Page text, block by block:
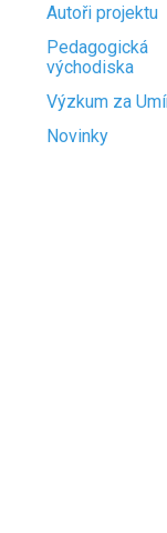
Autoři projektu
Pedagogická
východiska
Výzkum za
Novinky